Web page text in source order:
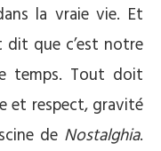
la vraie vie. Et
que c’est notre
temps. Tout doit
et respect, gravité
de Nostalghia.